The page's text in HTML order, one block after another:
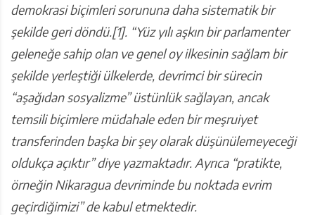
demokrasi biçimleri sorununa daha sistematik bir
şekilde geri döndü.[1]. “Yüz yılı aşkın bir parlamenter
geleneğe sahip olan ve genel oy ilkesinin sağlam bir
şekilde yerleştiği ülkelerde, devrimci bir sürecin
“aşağıdan sosyalizme” üstünlük sağlayan, ancak
temsili biçimlere müdahale eden bir meşruiyet
transferinden başka bir şey olarak düşünülemeyeceği
oldukça açıktır” diye yazmaktadır. Ayrıca “pratikte,
örneğin Nikaragua devriminde bu noktada evrim
geçirdiğimizi” de kabul etmektedir.